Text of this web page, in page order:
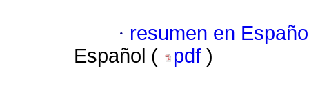
· resumen en
Español (
pdf )